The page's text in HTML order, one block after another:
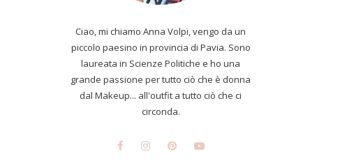
Ciao, mi chiamo Anna Volpi, vengo da un
piccolo paesino in provincia di Pavia. Sono
laureata in Scienze Politiche e ho una
grande passione per tutto ciò che è donna
dal Makeup... all'outfit a tutto ciò che ci
circonda.